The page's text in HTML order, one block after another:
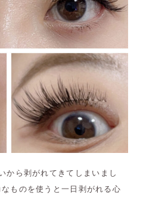
から剥がれてきてしまいまし
ものを使うと一日剥がれる心